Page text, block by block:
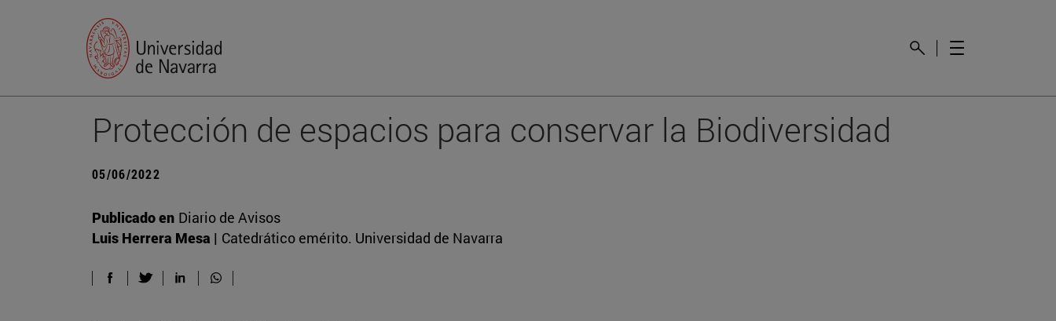
Protección de espacios para conservar la Biodiversidad
05/06/2022
Publicado en Diario de Avisos
Luis Herrera Mesa | Catedrático emérito. Universidad de Navarra